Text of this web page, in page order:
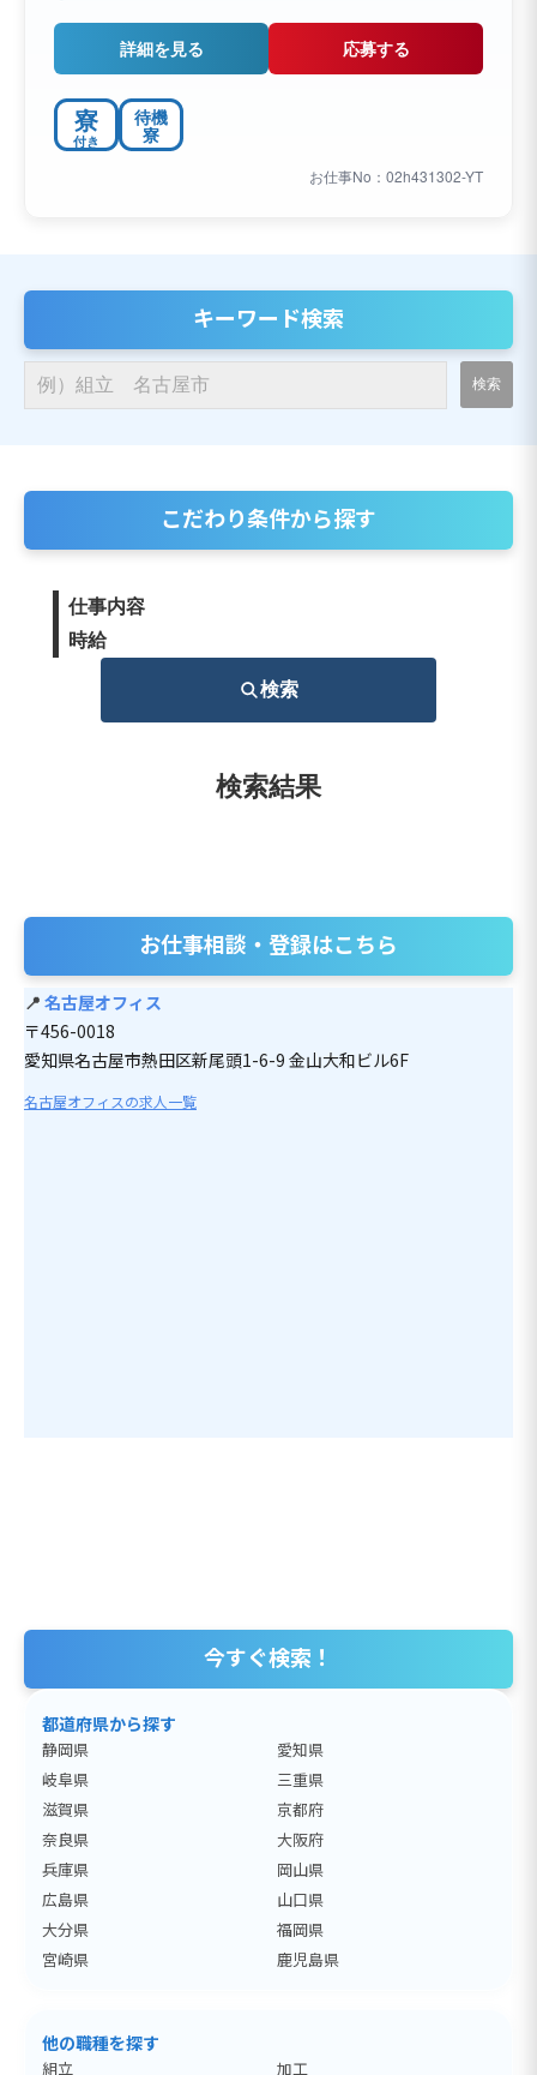
詳細を見る 応募する
寮
付き
待機
寮
お仕事No：02h431302-YT
キーワード検索
こだわり条件から探す
仕事内容
時給
検索
検索結果
お仕事相談・登録はこちら
📍 名古屋オフィス
〒456-0018
愛知県名古屋市熱田区新尾頭1-6-9 金山大和ビル6F
名古屋オフィスの求人一覧
今すぐ検索！
都道府県から探す
静岡県
愛知県
岐阜県
三重県
滋賀県
京都府
奈良県
大阪府
兵庫県
岡山県
広島県
山口県
大分県
福岡県
宮崎県
鹿児島県
他の職種を探す
組立 加工